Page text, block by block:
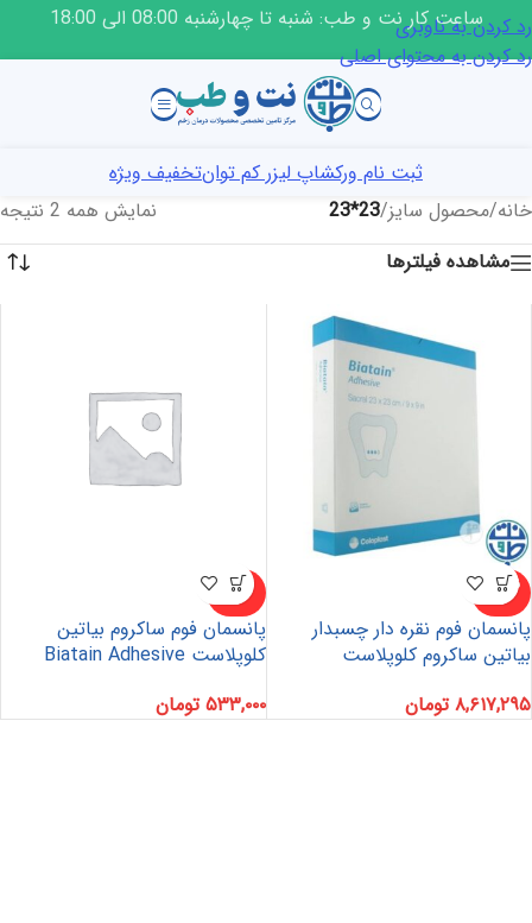
رد کردن به ناوبری
رد کردن به محتوای اصلی
ساعت کار نت و طب: شنبه تا چهارشنبه 08:00 الی 18:00
ثبت نام ورکشاپ لیزر کم توانتخفیف ویژه
خانه/محصول سایز/
23*23
نمایش همه 2 نتیجه
مشاهده فیلترها
ناموجو
د
پانسمان فوم نقره دار چسبدار
بیاتین ساکروم کلوپلاست
۸,۶۱۷,۲۹۵ تومان
ناموجو
د
پانسمان فوم ساکروم بیاتین
کلوپلاست Biatain Adhesive
۵۳۳,۰۰۰ تومان